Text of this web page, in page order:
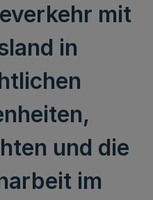
mit
in
und die
im